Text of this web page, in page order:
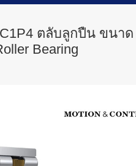
ตลับลูกปืน ขนาด
Bearing